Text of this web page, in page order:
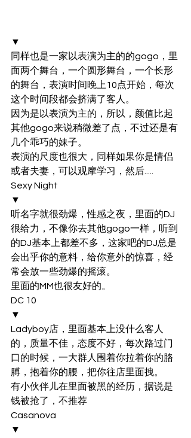
▼
同样也是一家以表演为主的的gogo，里
面两个舞台，一个圆形舞台，一个长形
的舞台，表演时间晚上10点开始，每次
这个时间段都会挤满了客人。
因为是以表演为主的，所以，颜值比起
其他gogo来说稍微差了点，不过还是有
几个乖巧的妹子。
表演的尺度也很大，同样如果你是情侣
或者夫妻，可以观摩学习，然后.....
Sexy Night
▼
听名字就很劲爆，性感之夜，里面的DJ
很给力，不像你去其他gogo一样，听到
的DJ基本上都差不多，这家吧的DJ总是
会出乎你的意料，给你意外的惊喜，经
常会放一些劲爆的摇滚。
里面的MM也很友好的。
DC 10
▼
Ladyboy店，里面基本上没什么客人
的，质量不佳，态度不好，每次路过门
口的时候，一大群人围着你拉着你的胳
膊，抱着你的腰，把你往店里面拽。
有小伙伴儿在里面被黑的经历，据说是
钱被抢了，不推荐
Casanova
▼